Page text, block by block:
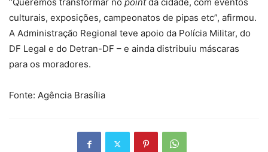
culturais, exposições, campeonatos de pipas etc”, afirmou.
A Administração Regional teve apoio da Polícia Militar, do
DF Legal e do Detran-DF – e ainda distribuiu máscaras
para os moradores.
Fonte: Agência Brasília